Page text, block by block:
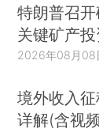
特朗普召
关键矿产
2026年08月08
境外收入
详解(含视